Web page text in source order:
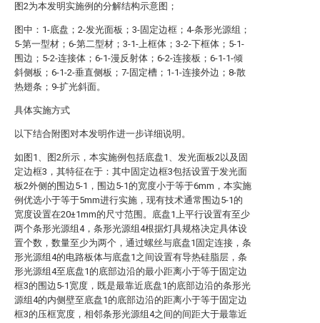
图2为本发明实施例的分解结构示意图；
图中：1-底盘；2-发光面板；3-固定边框；4-条形光源组；
5-第一型材；6-第二型材；3-1-上框体；3-2-下框体；5-1-
围边；5-2-连接体；6-1-漫反射体；6-2-连接板；6-1-1-倾
斜侧板；6-1-2-垂直侧板；7-固定槽；1-1-连接外边；8-散
热翅条；9-扩光斜面。
具体实施方式
以下结合附图对本发明作进一步详细说明。
如图1、图2所示，本实施例包括底盘1、发光面板2以及固
定边框3，其特征在于：其中固定边框3包括设置于发光面
板2外侧的围边5-1，围边5-1的宽度小于等于6mm，本实施
例优选小于等于5mm进行实施，现有技术通常围边5-1的
宽度设置在20±1mm的尺寸范围。底盘1上平行设置有至少
两个条形光源组4，条形光源组4根据灯具规格决定具体设
置个数，数量至少为两个，通过螺丝与底盘1固定连接，条
形光源组4的电路板体与底盘1之间设置有导热硅脂层，条
形光源组4至底盘1的底部边沿的最小距离小于等于固定边
框3的围边5-1宽度，既是最靠近底盘1的底部边沿的条形光
源组4的内侧壁至底盘1的底部边沿的距离小于等于固定边
框3的压框宽度，相邻条形光源组4之间的间距大于最靠近